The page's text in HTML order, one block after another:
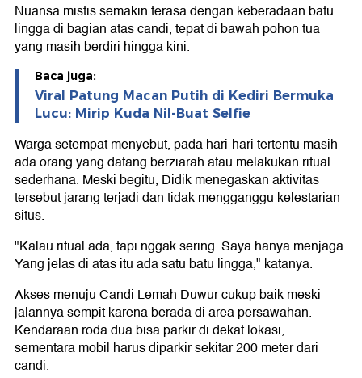
Nuansa mistis semakin terasa dengan keberadaan batu
lingga di bagian atas candi, tepat di bawah pohon tua
yang masih berdiri hingga kini.
Baca juga:
Viral Patung Macan Putih di Kediri Bermuka
Lucu: Mirip Kuda Nil-Buat Selfie
Warga setempat menyebut, pada hari-hari tertentu masih
ada orang yang datang berziarah atau melakukan ritual
sederhana. Meski begitu, Didik menegaskan aktivitas
tersebut jarang terjadi dan tidak mengganggu kelestarian
situs.
"Kalau ritual ada, tapi nggak sering. Saya hanya menjaga.
Yang jelas di atas itu ada satu batu lingga," katanya.
Akses menuju Candi Lemah Duwur cukup baik meski
jalannya sempit karena berada di area persawahan.
Kendaraan roda dua bisa parkir di dekat lokasi,
sementara mobil harus diparkir sekitar 200 meter dari
candi.